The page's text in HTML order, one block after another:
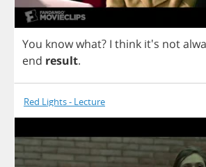
You knowwhat? I think it's not
end result.
Red Lights - Lecture